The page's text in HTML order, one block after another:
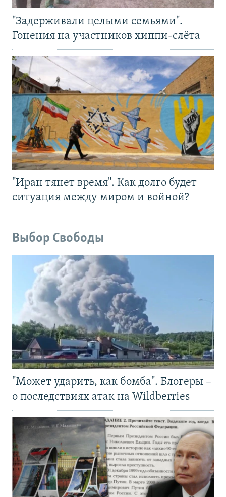
"Задерживали целыми семьями".
Гонения на участников хиппи-слёта
"Иран тянет время". Как долго будет
ситуация между миром и войной?
Выбор Свободы
"Может ударить, как бомба". Блогеры –
о последствиях атак на Wildberries